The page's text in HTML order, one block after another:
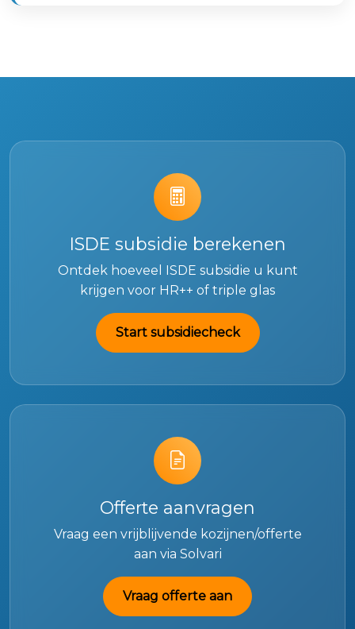
ISDE subsidie berekenen
Ontdek hoeveel ISDE subsidie u kunt
krijgen voor HR++ of triple glas
Start subsidiecheck
Offerte aanvragen
Vraag een vrijblijvende kozijnen/offerte
aan via Solvari
Vraag offerte aan